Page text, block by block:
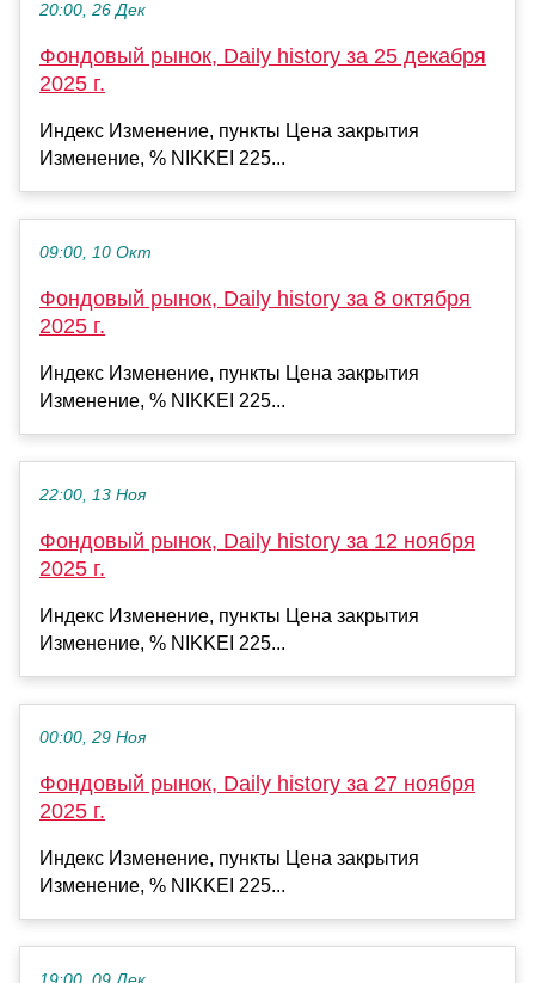
20:00, 26 Дек
Фондовый рынок, Daily history за 25 декабря
2025 г.
Индекс Изменение, пункты Цена закрытия
Изменение, % NIKKEI 225...
09:00, 10 Окт
Фондовый рынок, Daily history за 8 октября
2025 г.
Индекс Изменение, пункты Цена закрытия
Изменение, % NIKKEI 225...
22:00, 13 Ноя
Фондовый рынок, Daily history за 12 ноября
2025 г.
Индекс Изменение, пункты Цена закрытия
Изменение, % NIKKEI 225...
00:00, 29 Ноя
Фондовый рынок, Daily history за 27 ноября
2025 г.
Индекс Изменение, пункты Цена закрытия
Изменение, % NIKKEI 225...